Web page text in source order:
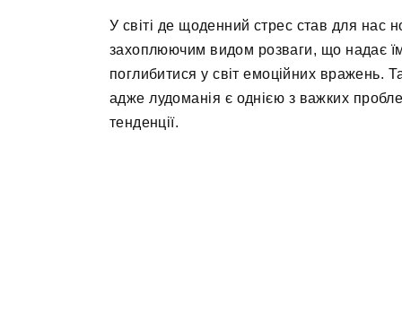
У світі де щоденний стрес став для нас
захоплюючим видом розваги, що надає
поглибитися у світ емоційних вражень.
адже лудоманія є однією з важких
тенденції.